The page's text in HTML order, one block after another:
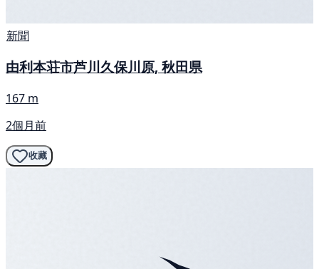
新聞
由利本荘市芦川久保川原, 秋田県
167 m
2個月前
收藏